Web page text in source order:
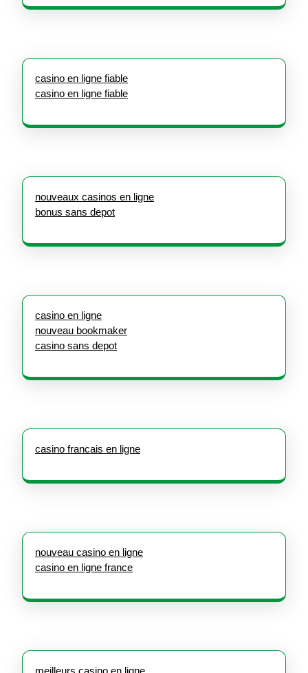
casino en ligne fiable
casino en ligne fiable
nouveaux casinos en ligne
bonus sans depot
casino en ligne
nouveau bookmaker
casino sans depot
casino francais en ligne
nouveau casino en ligne
casino en ligne france
meilleurs casino en ligne